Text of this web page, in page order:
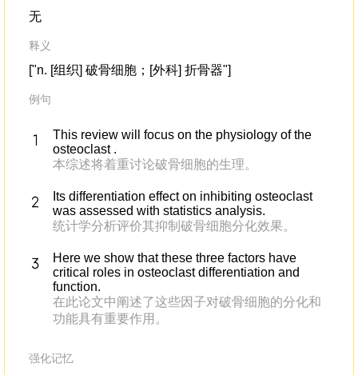
无
释义
["n. [组织] 破骨细胞；[外科] 折骨器"]
例句
This review will focus on the physiology of the
osteoclast .
本综述将着重讨论破骨细胞的生理。
Its differentiation effect on inhibiting osteoclast
was assessed with statistics analysis.
统计学分析评价其抑制破骨细胞分化效果。
Here we show that these three factors have
critical roles in osteoclast differentiation and
function.
在此论文中阐述了这些因子对破骨细胞的分化和
功能具有重要作用。
强化记忆